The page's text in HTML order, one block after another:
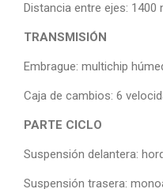
Distancia entre ejes: 1400
TRANSMISIÓN
Embrague: multichip
Caja de cambios: 6
PARTE CICLO
Suspensión delantera:
Suspensión trasera: